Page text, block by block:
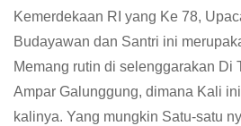
Kemerdekaan RI yang Ke 78,
Budayawan dan Santri ini
Memang rutin di selenggarakan Di
Ampar Galunggung, dimana Kali
kalinya. Yang mungkin Satu-satu